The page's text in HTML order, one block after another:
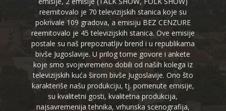
reemitovalo je 70 televizijskih stanica koje su
pokrivale 109 gradova, a emisiju BEZ CENZURE
reemitovalo je 45 televizijskih stanica. Ove emisije
postale su naš prepoznatljiv brend i u republikama
bivše Jugoslavije. U prilog tome govore i ankete
koje smo svojevremeno dobili od naših kolega iz
televizijskih kuća širom bivše Jugoslavije. Ono što
karakteriše našu produkciju, tj. pomenute emisije,
su kvalitetni gosti, kvalitetna produkcija,
najsavremenija tehnika, vrhunska scenografija,